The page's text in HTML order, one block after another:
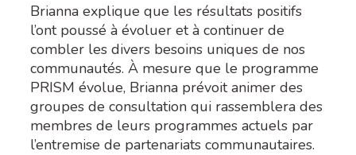
Brianna explique que les résultats positifs
l’ont poussé à évoluer et à continuer de
combler les divers besoins uniques de nos
communautés. À mesure que le programme
PRISM évolue, Brianna prévoit animer des
groupes de consultation qui rassemblera des
membres de leurs programmes actuels par
l’entremise de partenariats communautaires.